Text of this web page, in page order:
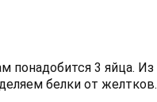
понадобится 3 яйца. Из
белки от желтков.